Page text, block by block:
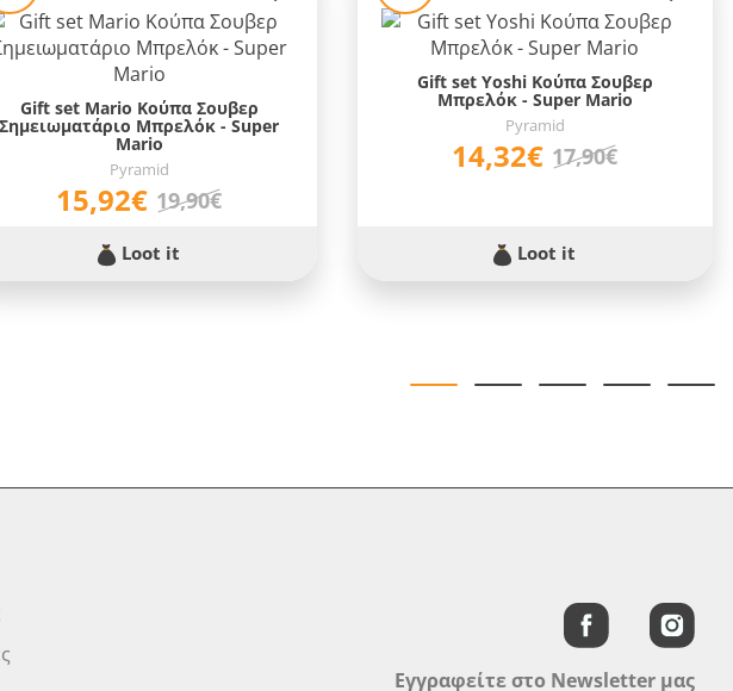
Gift set Mario Κούπα Σουβερ
Σημειωματάριο Μπρελόκ - Super
Mario
Pyramid
15,92€ 19,90€
Loot it
Gift set Yoshi Κούπα Σουβερ
Μπρελόκ - Super Mario
Pyramid
14,32€ 17,90€
Loot it
Εγγραφείτε στο Newsletter μας